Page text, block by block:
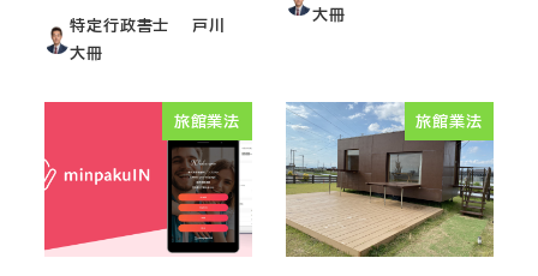
特定行政書士 戸川
大冊
大冊
旅館業法 旅館業法